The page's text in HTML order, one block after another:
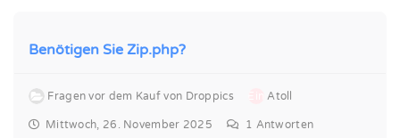
Benötigen Sie Zip.php?
Fragen vor dem Kauf von Droppics Atoll
Mittwoch, 26. November 2025 1 Antworten